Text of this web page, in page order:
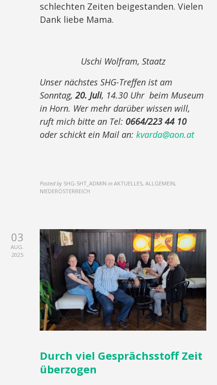
schlechten Zeiten beigestanden. Vielen
Dank liebe Mama.
Uschi Wolfram, Staatz
Unser nächstes SHG-Treffen ist am
Sonntag,20. Juli, 14.30 Uhr beim Museum
in Horn. Wer mehr darüber wissen will,
ruft mich bitte an Tel: 0664/223 44 10
oder schickt ein Mail an:kvarda@aon.at
Posted by SHG-SHT_ADMIN in AKTUELLES, ALLGEMEIN,
NIEDERÖSTERREICH
03
AUG.
2025
Durch viel Gesprächsstoff Zeit
überzogen